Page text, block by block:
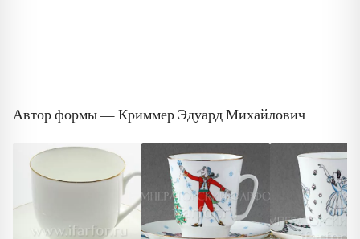
Автор формы — Криммер Эдуард Михайлович